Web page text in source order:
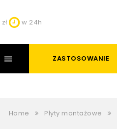
w 24h
ZASTOSOWANIE
Home Płyty montażowe